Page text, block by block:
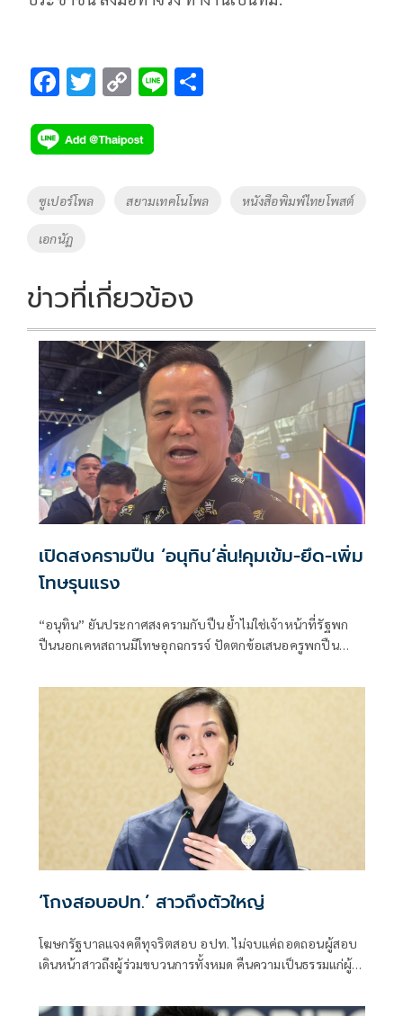
F
e
b
o
o
k
T
tt
er
C
p
y
Li
Li
Tags
ซูเปอร์โพล สยามเทคโนโพล หนังสือพิมพ์ไทยโพสต์
เอกนัฏ
ข่าวที่เกี่ยวข้อง
เปิดสงครามปืน ‘อนุทิน’ลั่น!คุมเข้ม-ยึด-เพิ่ม
โทษรุนแรง
“อนุทิน” ยันประกาศสงครามกับปืน ย้ำไม่ใช่เจ้าหน้าที่รัฐพก
ปืนนอกเคหสถานมีโทษอุกฉกรรจ์ ปัดตกข้อเสนอครูพกปืน
เจ้าของเป็นผู้ต้องหาร่วม
‘โกงสอบอปท.’ สาวถึงตัวใหญ่
โฆษกรัฐบาลแจงคดีทุจริตสอบ อปท. ไม่จบแค่ถอดถอนผู้สอบ
เดินหน้าสาวถึงผู้ร่วมขบวนการทั้งหมด คืนความเป็นธรรมแก่ผู้
ประชาชนต่อระบบการสอบเข้ารับราชการทุกระดับ